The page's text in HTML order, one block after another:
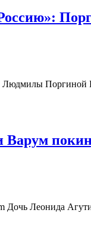
Поргиной
Варум
Дочь Леонида